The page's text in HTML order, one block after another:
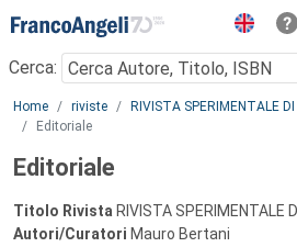
Menu
Cerca:
Main content
Home riviste RIVISTA SPERIMENTALE
Editoriale
Editoriale
Titolo Rivista RIVISTA SPERIMENTALE
Autori/Curatori Mauro Bertani